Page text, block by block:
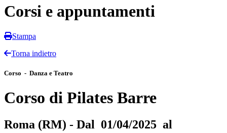
Corsi e appuntamenti
Stampa
Torna indietro
Corso - Danza e Teatro
Corso di Pilates Barre
Roma (RM) - Dal 01/04/2025 al